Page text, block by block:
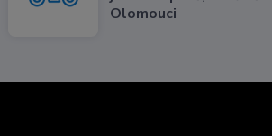
Olomouci